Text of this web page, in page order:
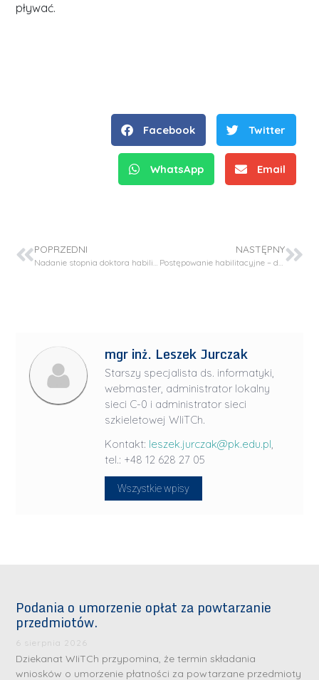
pływać.
Facebook Twitter
WhatsApp Email
POPRZEDNI
Nadanie stopnia doktora habilitowanego – dr inż. Marcin Banach
NASTĘPNY
Postępowanie habilitacyjne – dr inż. Ewy Kicko-Walczak
mgr inż. Leszek Jurczak
Starszy specjalista ds. informatyki,
webmaster, administrator lokalny
sieci C-0 i administrator sieci
szkieletowej WIiTCh.
Kontakt: leszek.jurczak@pk.edu.pl,
tel.: +48 12 628 27 05
Wszystkie wpisy
Podania o umorzenie opłat za powtarzanie
przedmiotów.
6 sierpnia 2026
Dziekanat WIiTCh przypomina, że termin składania
wniosków o umorzenie płatności za powtarzane przedmioty